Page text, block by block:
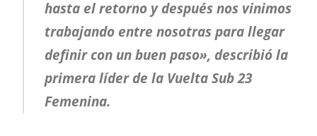
hasta el retorno y después nos vinimos
trabajando entre nosotras para llegar
definir con un buen paso», describió la
primera líder de la Vuelta Sub 23
Femenina.